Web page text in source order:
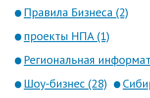
Правила Бизнеса (2)
проекты НПА (1)
Региональная
Шоу-бизнес (28)